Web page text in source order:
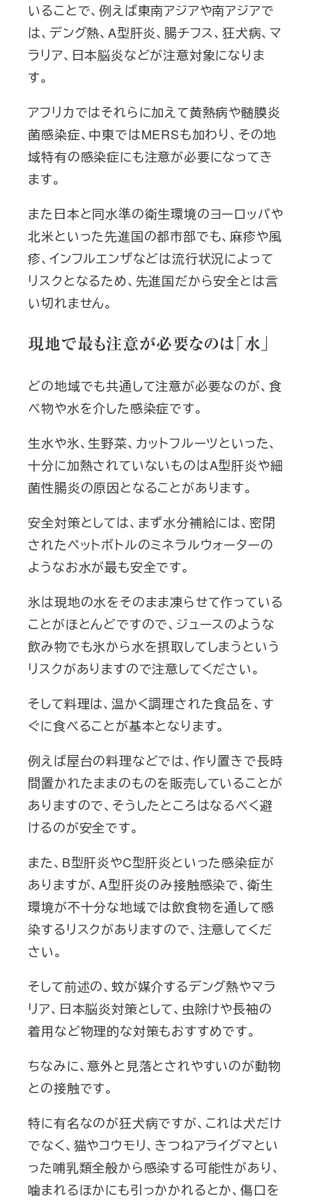
いることで、例えば東南アジアや南アジアで
は、デング熱、A型肝炎、腸チフス、狂犬病、マ
ラリア、日本脳炎などが注意対象になりま
す。
アフリカではそれらに加えて黄熱病や髄膜炎
菌感染症、中東ではMERSも加わり、その地
域特有の感染症にも注意が必要になってき
ます。
また日本と同水準の衛生環境のヨーロッパや
北米といった先進国の都市部でも、麻疹や風
疹、インフルエンザなどは流行状況によって
リスクとなるため、先進国だから安全とは言
い切れません。
現地で最も注意が必要なのは「水」
どの地域でも共通して注意が必要なのが、食
べ物や水を介した感染症です。
生水や氷、生野菜、カットフルーツといった、
十分に加熱されていないものはA型肝炎や細
菌性腸炎の原因となることがあります。
安全対策としては、まず水分補給には、密閉
されたペットボトルのミネラルウォーターの
ようなお水が最も安全です。
氷は現地の水をそのまま凍らせて作っている
ことがほとんどですので、ジュースのような
飲み物でも氷から水を摂取してしまうという
リスクがありますので注意してください。
そして料理は、温かく調理された食品を、す
ぐに食べることが基本となります。
例えば屋台の料理などでは、作り置きで長時
間置かれたままのものを販売していることが
ありますので、そうしたところはなるべく避
けるのが安全です。
また、B型肝炎やC型肝炎といった感染症が
ありますが、A型肝炎のみ接触感染で、衛生
環境が不十分な地域では飲食物を通して感
染するリスクがありますので、注意してくだ
さい。
そして前述の、蚊が媒介するデング熱やマラ
リア、日本脳炎対策として、虫除けや長袖の
着用など物理的な対策もおすすめです。
ちなみに、意外と見落とされやすいのが動物
との接触です。
特に有名なのが狂犬病ですが、これは犬だけ
でなく、猫やコウモリ、きつねアライグマとい
った哺乳類全般から感染する可能性があり、
噛まれるほかにも引っかかれるとか、傷口を